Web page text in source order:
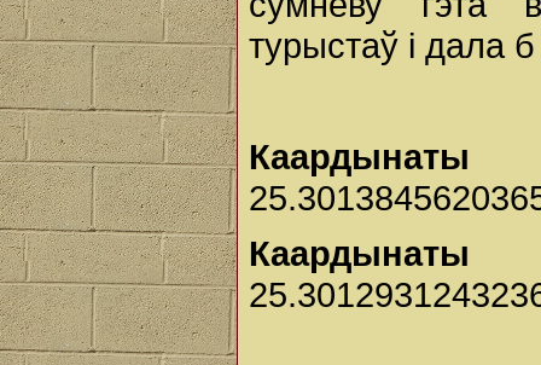
турыстаў і дала
Каардынаты
Каардынаты